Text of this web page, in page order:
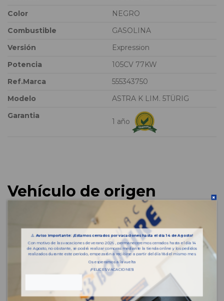
Color
NEGRO
Combustible
GASOLINA
Versión
Expression
Potencia
105CV 77KW
Ref.Marca
555343750
Modelo
ASTRA K LIM. 5TÜRIG
Garantia
1 año
Vehículo de origen
⚠️Aviso importante: ¡Estamos cerrados por vacaciones hasta el día 14 de Agosto!
Con motivo de las vacaciones de verano 2026 , permaneceremos cerrados hasta el día 14
de Agosto, no obstante, se podrá realizar compras mediante la tienda online y los pedidos
realizados durante este periodo, empezarán a recibirse a partir del día 18 del mismo mes.
Os esperamos a la vuelta
¡FELICES VACACIONES!